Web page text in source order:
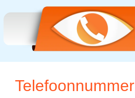
Telefoonnummer